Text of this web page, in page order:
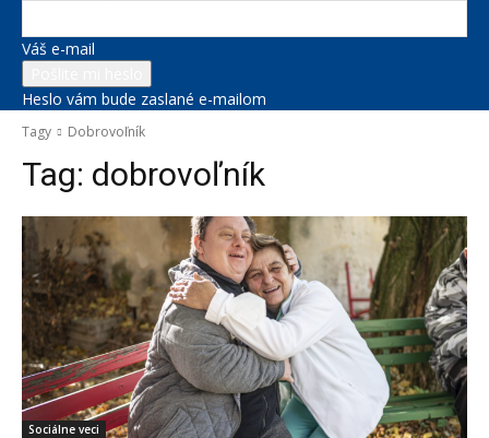
Váš e-mail
Heslo vám bude zaslané e-mailom
Tagy Dobrovoľník
Tag: dobrovoľník
Sociálne veci